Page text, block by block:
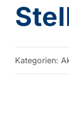
Kategorien: